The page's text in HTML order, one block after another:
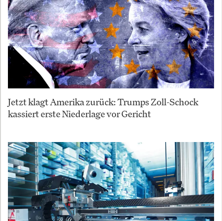
Jetzt klagt Amerika zurück: Trumps Zoll-Schock
kassiert erste Niederlage vor Gericht